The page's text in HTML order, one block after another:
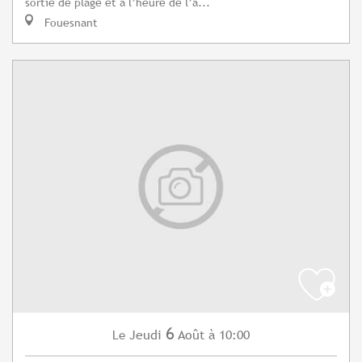
Fouesnant
Le Jeudi 6 Août à 10:00